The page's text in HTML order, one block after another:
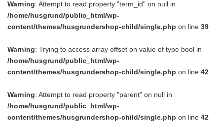
Warning: Attempt to read property "term_id" on null in
/home/husgrund/public_html/wp-
content/themes/husgrundershop-child/single.php on line 39
Warning: Trying to access array offset on value of type bool in
/home/husgrund/public_html/wp-
content/themes/husgrundershop-child/single.php on line 42
Warning: Attempt to read property "parent" on null in
/home/husgrund/public_html/wp-
content/themes/husgrundershop-child/single.php on line 42